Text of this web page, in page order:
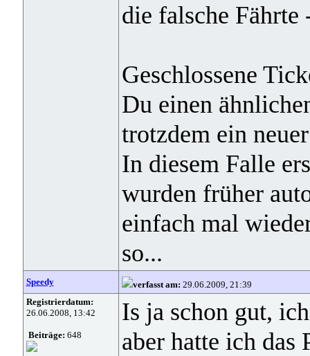
die falsche
Geschlossene
Du einen
trotzdem ein
In diesem Falle
wurden früher
einfach mal
so...
Speedy verfasst am: 29.06.2009, 21:39
Registrierdatum:
26.06.2008, 13:42
Beiträge: 648
Is ja schon gut,
aber hatte ich das